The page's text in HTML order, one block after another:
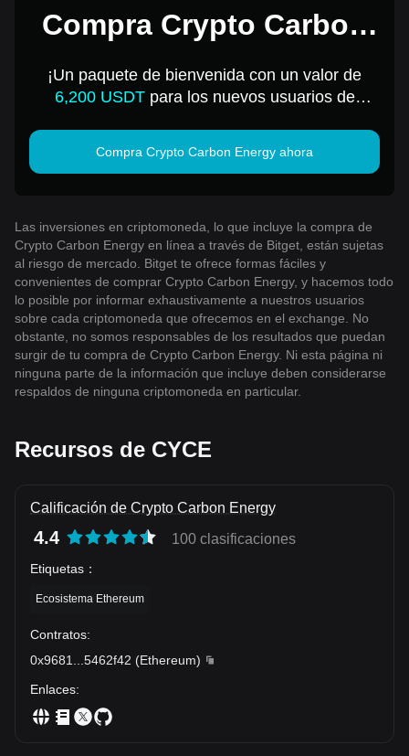
Compra Crypto Carbon
¡Un paquete de bienvenida con un valor de
6,200 USDTpara los nuevos usuarios de
Compra Crypto Carbon Energy ahora
Las inversiones en criptomoneda, lo que incluye la compra de
Crypto Carbon Energy en línea a través de Bitget, están sujetas
al riesgo de mercado. Bitget te ofrece formas fáciles y
convenientes de comprar Crypto Carbon Energy, y hacemos todo
lo posible por informar exhaustivamente a nuestros usuarios
sobre cada criptomoneda que ofrecemos en el exchange. No
obstante, no somos responsables de los resultados que puedan
surgir de tu compra de Crypto Carbon Energy. Ni esta página ni
ninguna parte de la información que incluye deben considerarse
respaldos de ninguna criptomoneda en particular.
Recursos de CYCE
Calificación de Crypto Carbon Energy
4.4 100 clasificaciones
Etiquetas ：
Ecosistema Ethereum
Contratos:
0x9681
5462f42 (Ethereum)
Enlaces: